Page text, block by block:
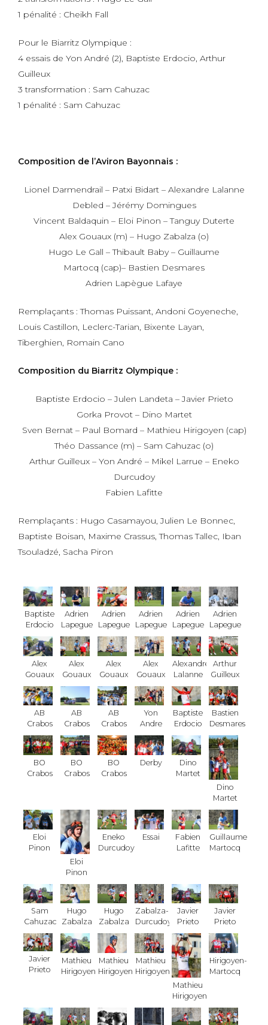
1 pénalité : Cheikh Fall
Pour le Biarritz Olympique :
4 essais de Yon André (2), Baptiste Erdocio, Arthur
Guilleux
3 transformation : Sam Cahuzac
1 pénalité : Sam Cahuzac
Composition de l’Aviron Bayonnais :
Lionel Darmendrail – Patxi Bidart – Alexandre Lalanne
Debled – Jérémy Domingues
Vincent Baldaquin – Eloi Pinon – Tanguy Duterte
Alex Gouaux (m) – Hugo Zabalza (o)
Hugo Le Gall – Thibault Baby – Guillaume
Martocq (cap)– Bastien Desmares
Adrien Lapègue Lafaye
Remplaçants : Thomas Puissant, Andoni Goyeneche,
Louis Castillon, Leclerc-Tarian, Bixente Layan,
Tiberghien, Romain Cano
Composition du Biarritz Olympique :
Baptiste Erdocio – Julen Landeta – Javier Prieto
Gorka Provot – Dino Martet
Sven Bernat – Paul Bomard – Mathieu Hirigoyen (cap)
Théo Dassance (m) – Sam Cahuzac (o)
Arthur Guilleux – Yon André – Mikel Larrue – Eneko
Durcudoy
Fabien Lafitte
Remplaçants : Hugo Casamayou, Julien Le Bonnec,
Baptiste Boisan, Maxime Crassus, Thomas Tallec, Iban
Tsouladzé, Sacha Piron
Baptiste
Erdocio
Adrien
Lapegue
Adrien
Lapegue
Adrien
Lapegue
Adrien
Lapegue
Adrien
Lapegue
Alex
Gouaux
Alex
Gouaux
Alex
Gouaux
Alex
Gouaux
Alexandre
Lalanne
Arthur
Guilleux
AB
Crabos
AB
Crabos
AB
Crabos
Yon
Andre
Baptiste
Erdocio
Bastien
Desmares
BO
Crabos
BO
Crabos
BO
Crabos
Derby
Dino
Martet
Dino
Martet
Eloi
Pinon
Eloi
Pinon
Eneko
Durcudoy
Essai
Fabien
Lafitte
Guillaume
Martocq
Sam
Cahuzac
Hugo
Zabalza
Hugo
Zabalza
Zabalza-
Durcudoy
Javier
Prieto
Javier
Prieto
Javier
Prieto
Mathieu
Hirigoyen
Mathieu
Hirigoyen
Mathieu
Hirigoyen
Mathieu
Hirigoyen
Hirigoyen-
Martocq